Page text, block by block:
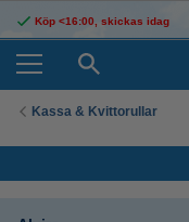
Köp <16:00, skickas idag
Kassa & Kvittorullar